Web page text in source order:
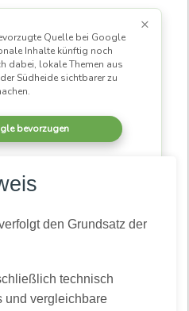
den Grundsatz der
technisch
und vergleichbare
×
Quelle bei Google
Inhalte künftig noch
dabei, lokale Themen aus
Südheide sichtbarer zu
bevorzugen
damit regionale
Damit daraus eine
braucht es Menschen,
mitmachen.
registrieren